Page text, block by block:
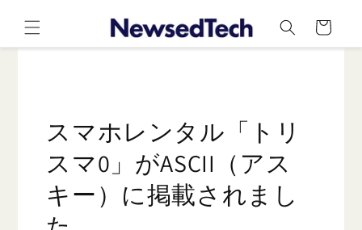
ンツに
進む
ー
ト
スマホレンタル「トリ
スマ0」がASCII（アス
キー）に掲載されまし